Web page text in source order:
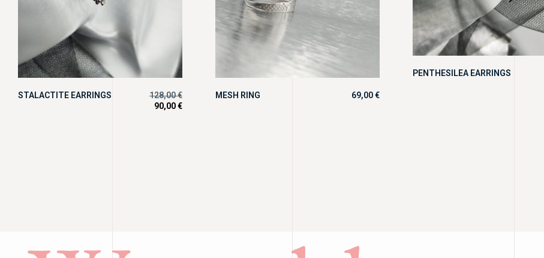
STALACTITE EARRINGS 128,00€
90,00€
MESH RING 69,00€
PENTHESILEA EARRINGS